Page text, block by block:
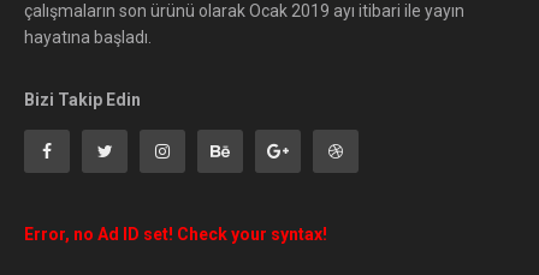
çalışmaların son ürünü olarak Ocak 2019 ayı itibari ile yayın
hayatına başladı.
Bizi Takip Edin
Error, no Ad ID set! Check your syntax!